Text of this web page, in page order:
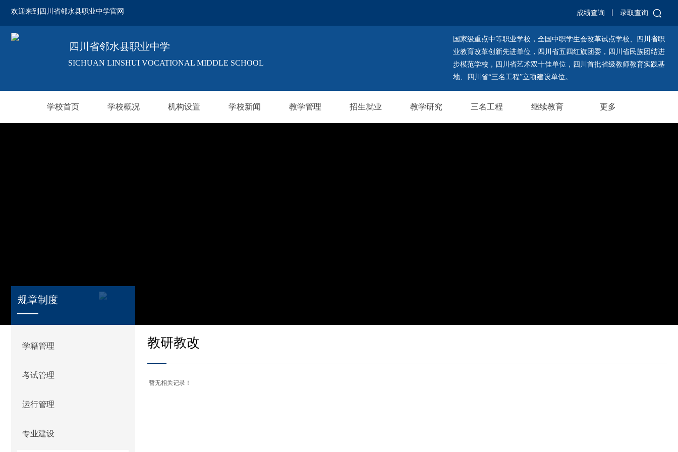
欢迎来到四川省邻水县职业中学官网 成绩查询 录取查询
SICHUAN LINSHUI VOCATIONAL MIDDLE SCHOOL
国家级重点中等职业学校，全国中职学生会改革试点学校、四川省职
业教育改革创新先进单位，四川省五四红旗团委，四川省民族团结进
步模范学校，四川省艺术双十佳单位，四川首批省级教师教育实践基
地、四川省“三名工程”立项建设单位。
四川省邻水县职业中学
学校首页 学校概况 机构设置 学校新闻 教学管理 招生就业 教学研究 三名工程 继续教育 更多
规章制度
学籍管理
考试管理
运行管理
专业建设
教研教改
暂无相关记录！